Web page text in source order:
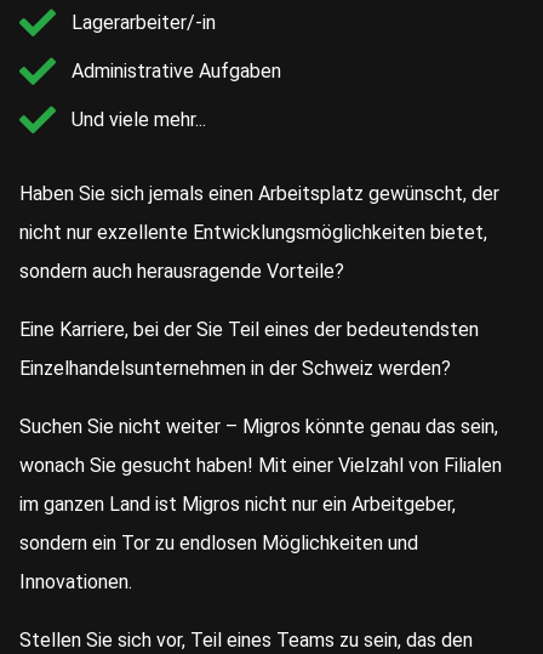
Lagerarbeiter/-in
Administrative Aufgaben
Und viele mehr...
Haben Sie sich jemals einen Arbeitsplatz gewünscht, der
nicht nur exzellente Entwicklungsmöglichkeiten bietet,
sondern auch herausragende Vorteile?
Eine Karriere, bei der Sie Teil eines der bedeutendsten
Einzelhandelsunternehmen in der Schweiz werden?
Suchen Sie nicht weiter – Migros könnte genau das sein,
wonach Sie gesucht haben! Mit einer Vielzahl von Filialen
im ganzen Land ist Migros nicht nur ein Arbeitgeber,
sondern ein Tor zu endlosen Möglichkeiten und
Innovationen.
Stellen Sie sich vor, Teil eines Teams zu sein, das den